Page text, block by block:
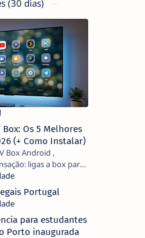
(30 dias)
Box: Os 5 Melhores
(+ Como Instalar)
Box Android ,
ligas a box para
ecrã inicial está
que não
Portugal
para estudantes
Porto inaugurada